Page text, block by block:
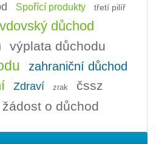
Spořící produkty třetí pilíř
vdovský důchod
výplata důchodu
zahraniční důchod
Zdraví zrak čssz
žádost o důchod